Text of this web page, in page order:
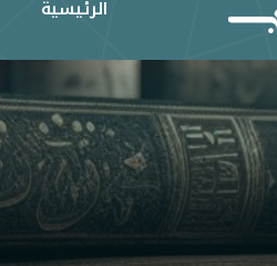
الرئيسية